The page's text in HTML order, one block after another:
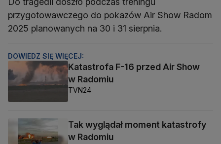
przygotowawczego do pokazów Air Show Radom
2025 planowanych na 30 i 31 sierpnia.
DOWIEDZ SIĘ WIĘCEJ:
Katastrofa F-16 przed Air Show
w Radomiu
TVN24
Tak wyglądał moment katastrofy
w Radomiu